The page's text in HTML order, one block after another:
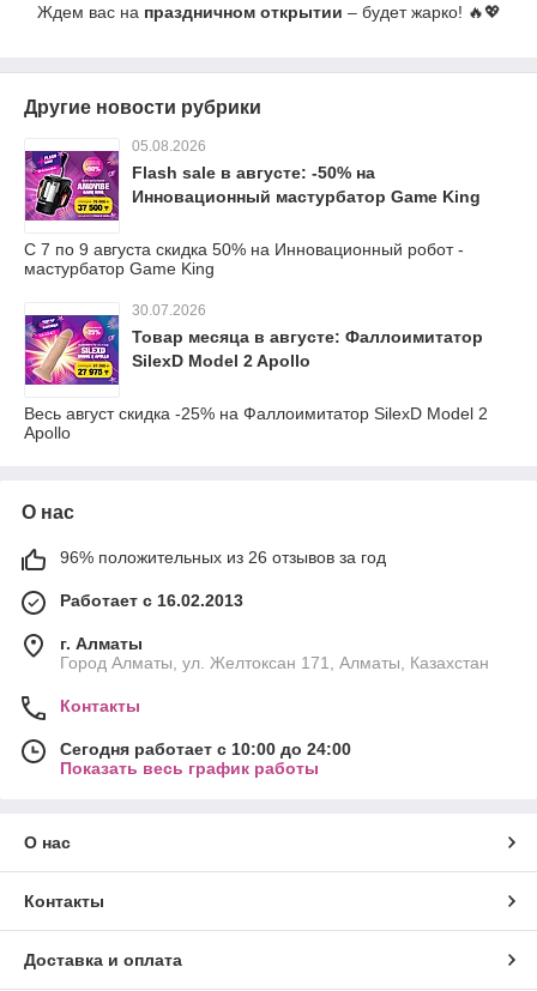
Ждем вас на праздничном открытии – будет жарко! 🔥💖
Другие новости рубрики
05.08.2026
Flash sale в августе: -50% на
Инновационный мастурбатор Game King
С 7 по 9 августа скидка 50% на Инновационный робот -
мастурбатор Game King
30.07.2026
Товар месяца в августе: Фаллоимитатор
SilexD Model 2 Apollo
Весь август скидка -25% на Фаллоимитатор SilexD Model 2
Apollo
О нас
96% положительных из 26 отзывов за год
Работает с 16.02.2013
г. Алматы
Город Алматы, ул. Желтоксан 171, Алматы, Казахстан
Контакты
Сегодня работает с 10:00 до 24:00
Показать весь график работы
О нас
Контакты
Доставка и оплата